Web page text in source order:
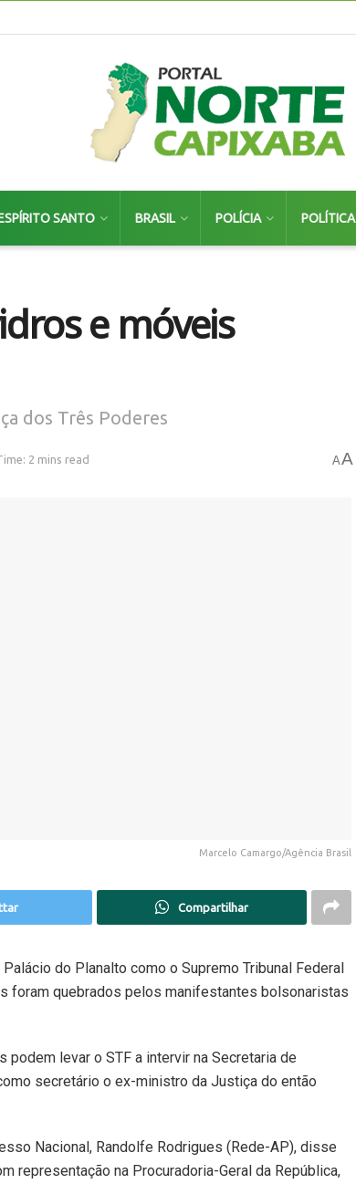
SANTO BRASIL POLÍCIA POLÍTICA
e móveis
dos Três Poderes
2 mins read AA
Marcelo Camargo/Agência Brasil
Compartilhar
do Planalto como o Supremo Tribunal Federal
foram quebrados pelos manifestantes bolsonaristas
levar o STF a intervir na Secretaria de
secretário o ex-ministro da Justiça do então
Nacional, Randolfe Rodrigues (Rede-AP), disse
representação na Procuradoria-Geral da República,